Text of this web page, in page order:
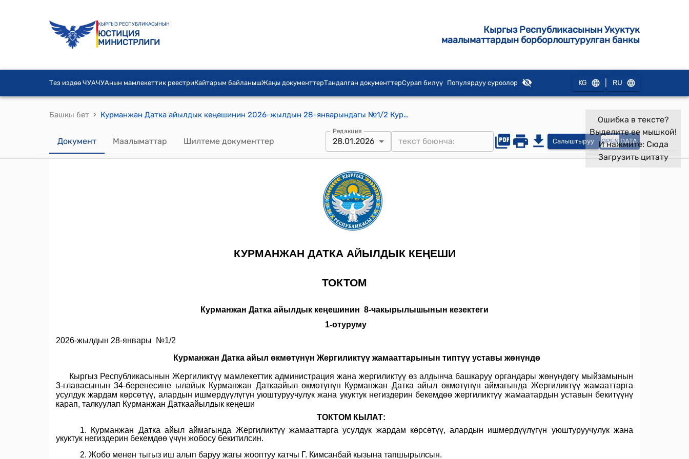
КЫРГЫЗ РЕСПУБЛИКАСЫНЫН
ЮСТИЦИЯ
МИНИСТРЛИГИ
Кыргыз Республикасынын Укуктук
маалыматтардын борборлоштурулган банкы
Тез издөө ЧУАЧУАнын мамлекеттик реестриКайтарым байланышЖаңы документтерТандалган документтерСурап билүү Популярдуу суроолор KG RU
Башкы бет › Курманжан Датка айылдык кеңешинин 2026-жылдын 28-январындагы №1/2 Курманжан Датка айыл өкмөтүнүн Жергиликтүү жамааттарынын типтүү уставы жөнүндө токтому
Документ Маалыматтар Шилтеме документтер
Редакция
28.01.2026 Салыштыруу OPEN DATA
Ошибка в тексте?
Выделите ее мышкой!
И нажмите: Сюда
Загрузить цитату